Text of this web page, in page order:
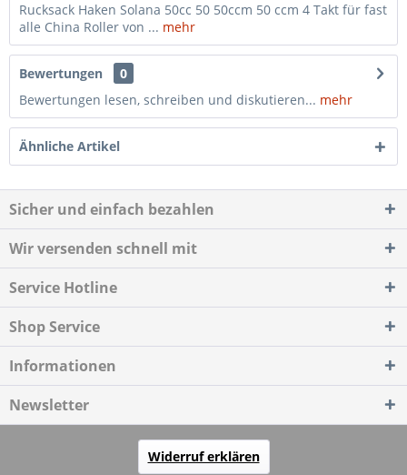
Rucksack Haken Solana 50cc 50 50ccm 50 ccm 4 Takt für fast
alle China Roller von ... mehr
Bewertungen
0
Bewertungen lesen, schreiben und diskutieren... mehr
Ähnliche Artikel
Sicher und einfach bezahlen
Wir versenden schnell mit
Service Hotline
Shop Service
Informationen
Newsletter
Widerruf erklären